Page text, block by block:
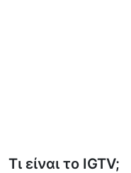
Τι είναι το IGTV;